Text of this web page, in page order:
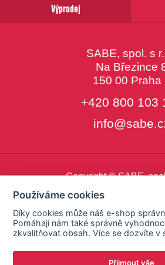
Výprodej
SABE, spol. s
Na Březince
150 00 Praha
+420 800 103
Copyright © SABE,
Používáme cookies
Díky cookies může náš e-shop
Pomáhají nám také správně
zkvalitňovat obsah. Více se dozvíte v
Přijmout vše